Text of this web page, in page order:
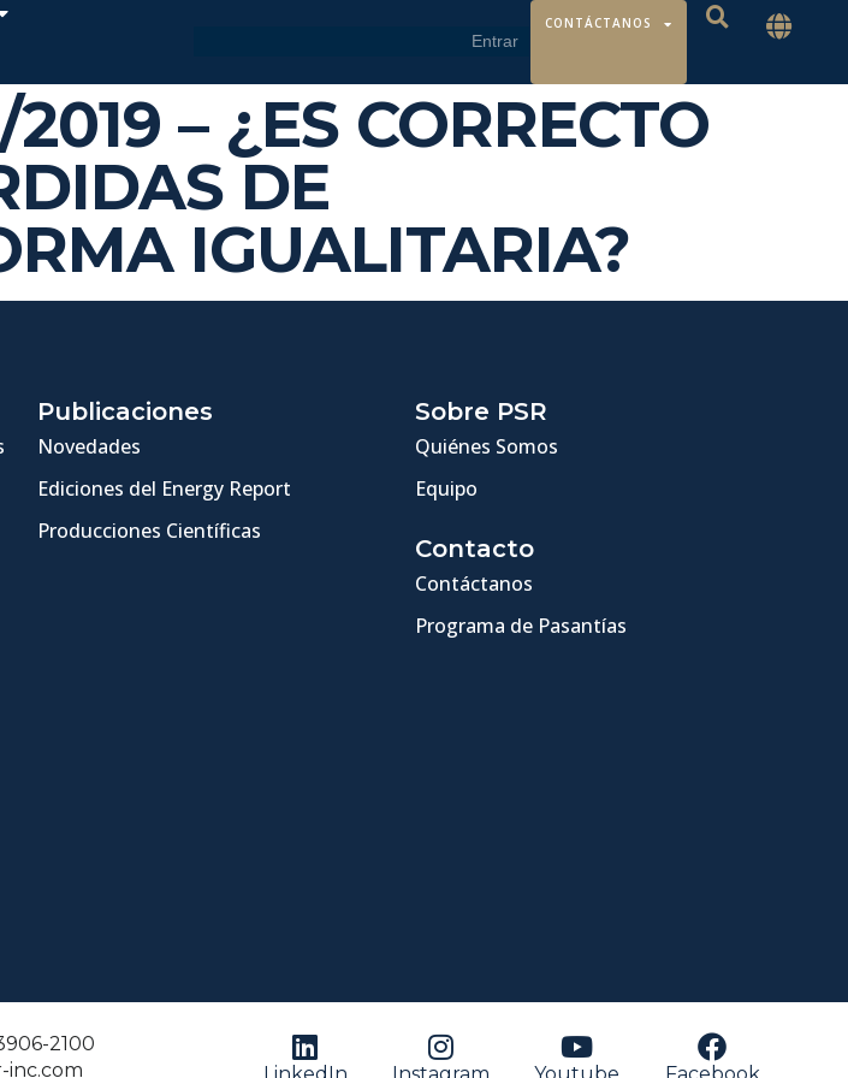
CONTÁCTANOS
– ¿ES CORRECTO
DE
IGUALITARIA?
Publicaciones
Novedades
Ediciones del Energy Report
Producciones Científicas
Sobre PSR
Quiénes Somos
Equipo
Contacto
Contáctanos
Programa de Pasantías
2100
inc.com